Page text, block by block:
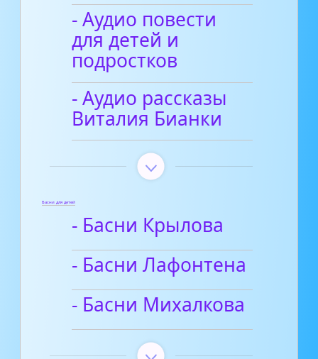
- Аудио повести
для детей и
подростков
- Аудио рассказы
Виталия Бианки
Басни для детей
- Басни Крылова
- Басни Лафонтена
- Басни Михалкова